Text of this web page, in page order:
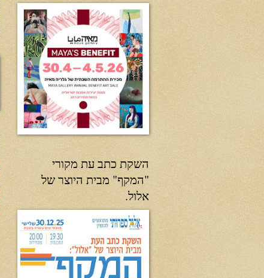
השקת כתב עת מקורי
"המקף" מבית היוצר של
אלול.